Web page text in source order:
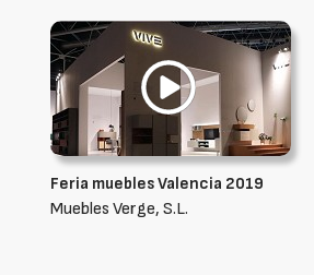
Feria muebles Valencia 2019
Muebles Verge, S.L.